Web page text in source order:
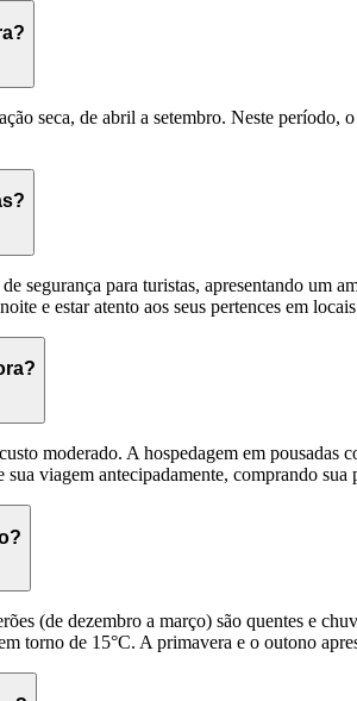
seca, de abril a setembro. Neste
segurança para turistas, apresentando um
e estar atento aos seus pertences em
moderado. A hospedagem em pousadas
viagem antecipadamente, comprando
(de dezembro a março) são quentes e
torno de 15°C. A primavera e o outono